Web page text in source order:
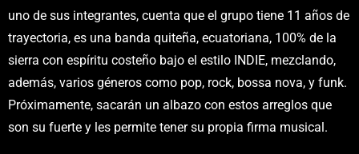
uno de sus integrantes, cuenta que el grupo tiene 11 años de
trayectoria, es una banda quiteña, ecuatoriana, 100% de la
sierra con espíritu costeño bajo el estilo INDIE, mezclando,
además, varios géneros como pop, rock, bossa nova, y funk.
Próximamente, sacarán un albazo con estos arreglos que
son su fuerte y les permite tener su propia firma musical.